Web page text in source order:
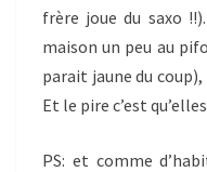
frère joue du saxo
maison un peu au
parait jaune du
Et le pire c’est
PS: et comme